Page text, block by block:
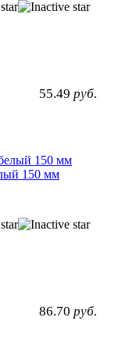
55.49 руб.
150 мм
86.70 руб.